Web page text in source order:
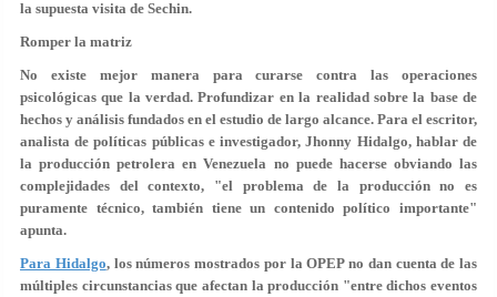
la supuesta visita de Sechin.
Romper la matriz
No existe mejor manera para curarse contra las operaciones
psicológicas que la verdad. Profundizar en la realidad sobre la base de
hechos y análisis fundados en el estudio de largo alcance. Para el escritor,
analista de políticas públicas e investigador, Jhonny Hidalgo, hablar de
la producción petrolera en Venezuela no puede hacerse obviando las
complejidades del contexto, "el problema de la producción no es
puramente técnico, también tiene un contenido político importante"
apunta.
Para Hidalgo, los números mostrados por la OPEP no dan cuenta de las
múltiples circunstancias que afectan la producción "entre dichos eventos